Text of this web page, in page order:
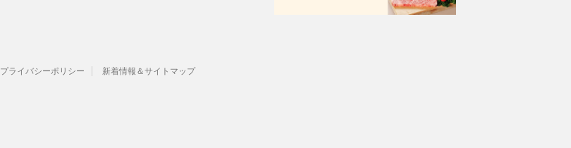
プライバシーポリシー 新着情報＆サイトマップ